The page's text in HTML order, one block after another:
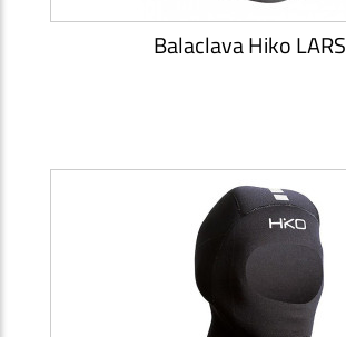
Balaclava Hiko LARS